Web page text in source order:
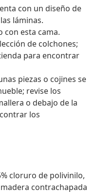
con un diseño de
láminas.
con esta cama.
de colchones;
para encontrar
piezas o cojines se
revise los
o debajo de la
los
cloruro de polivinilo,
contrachapada